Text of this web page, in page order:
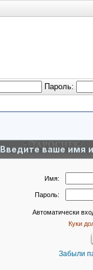
Пароль:
Введите ваше имя
Имя:
Пароль:
Автоматически
Куки
Забыли